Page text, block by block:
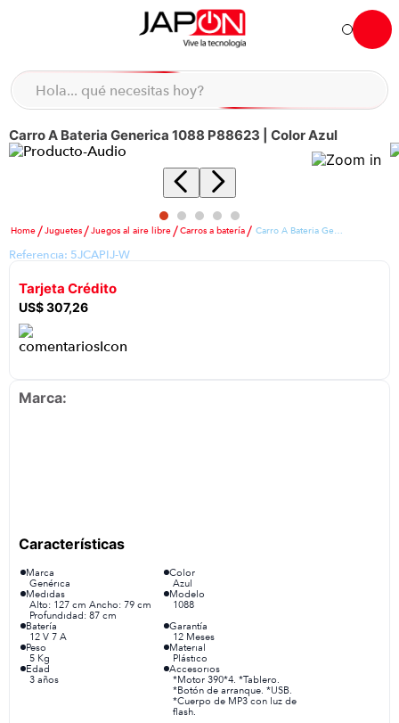
Carro A Bateria Generica 1088 P88623 | Color Azul
Juguetes Juegos al aire libre Carros a batería Carro A Bateria Generica 1088 P88623 | Color Azul
Referencia: 5JCAPIJ-W
Tarjeta Crédito
US$307,26
Marca
Genérica
Color
Azul
Medidas
Alto: 127 cm Ancho: 79 cm
Profundidad: 87 cm
Modelo
1088
Batería
12 V 7 A
Garantía
12 Meses
Peso
5 Kg
Material
Plástico
Edad
3 años
Accesorios
*Motor 390*4. *Tablero.
*Botón de arranque. *USB.
*Cuerpo de MP3 con luz de
flash.